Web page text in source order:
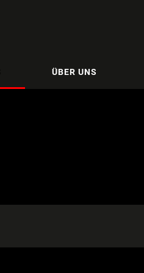
ÜBER UNS